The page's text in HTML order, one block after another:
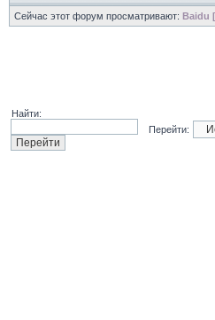
Сейчас этот форум просматривают: Baidu
Найти:
Перейти: